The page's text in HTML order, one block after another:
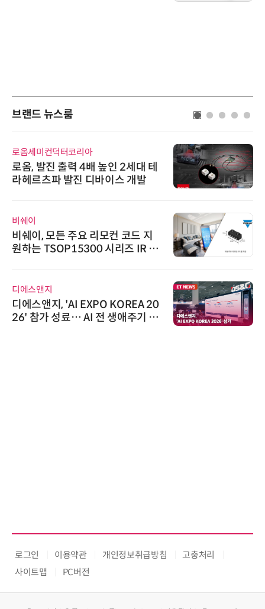
브랜드 뉴스룸
로옴세미컨덕터코리아
로옴, 발진 출력 4배 높인 2세대 테
라헤르츠파 발진 디바이스 개발
비쉐이
비쉐이, 모든 주요 리모컨 코드 지
원하는 TSOP15300 시리즈 IR 수
디에스앤지
디에스앤지, 'AI EXPO KOREA 20
26' 참가 성료… AI 전 생애주기 아
로그인 이용약관 개인정보취급방침
고충처리
사이트맵
PC버전